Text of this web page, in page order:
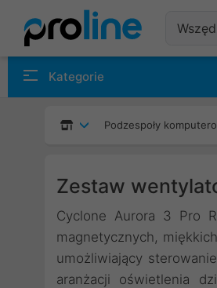
Kategorie
Podzespoły
Zestaw
Cyclone Aurora 3 Pro
magnetycznych,
umożliwiający
aranżacji oświetlenia